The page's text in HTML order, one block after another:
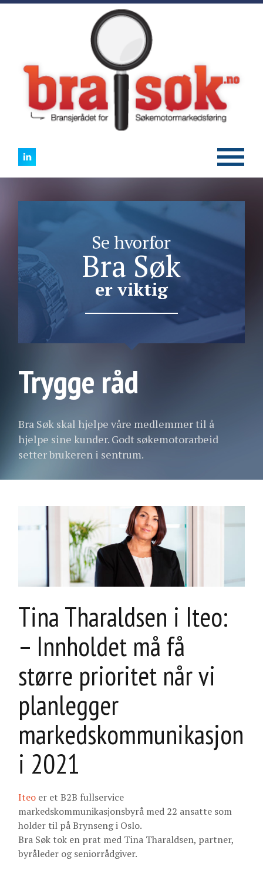
Se hvorfor
Bra Søk
er viktig
Trygge råd
Bra Søk skal hjelpe våre medlemmer til å
hjelpe sine kunder. Godt søkemotorarbeid
setter brukeren i sentrum.
Tina Tharaldsen i Iteo:
– Innholdet må få
større prioritet når vi
planlegger
markedskommunikasjon
i 2021
Iteo er et B2B fullservice
markedskommunikasjonsbyrå med 22 ansatte som
holder til på Brynseng i Oslo.
Bra Søk tok en prat med Tina Tharaldsen, partner,
byråleder og seniorrådgiver.